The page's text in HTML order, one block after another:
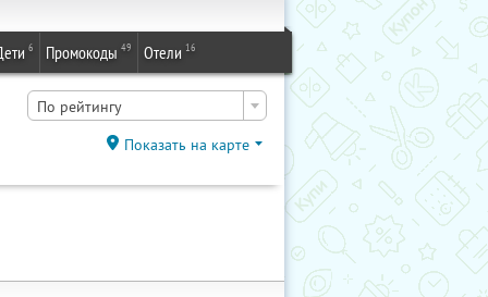
6 Промокоды 49 Отели 16
По рейтингу
Показать на карте